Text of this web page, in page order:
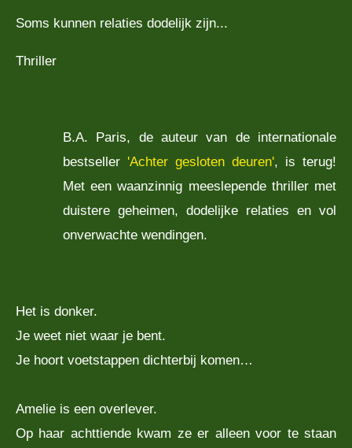
Soms kunnen relaties dodelijk zijn...
Thriller
B.A. Paris, de auteur van de internationale
bestseller 'Achter gesloten deuren', is terug!
Met een waanzinnig meeslepende thriller met
duistere geheimen, dodelijke relaties en vol
onverwachte wendingen.
Het is donker.
Je weet niet waar je bent.
Je hoort voetstappen dichterbij komen…
Amelie is een overlever.
Op haar achttiende kwam ze er alleen voor te staan